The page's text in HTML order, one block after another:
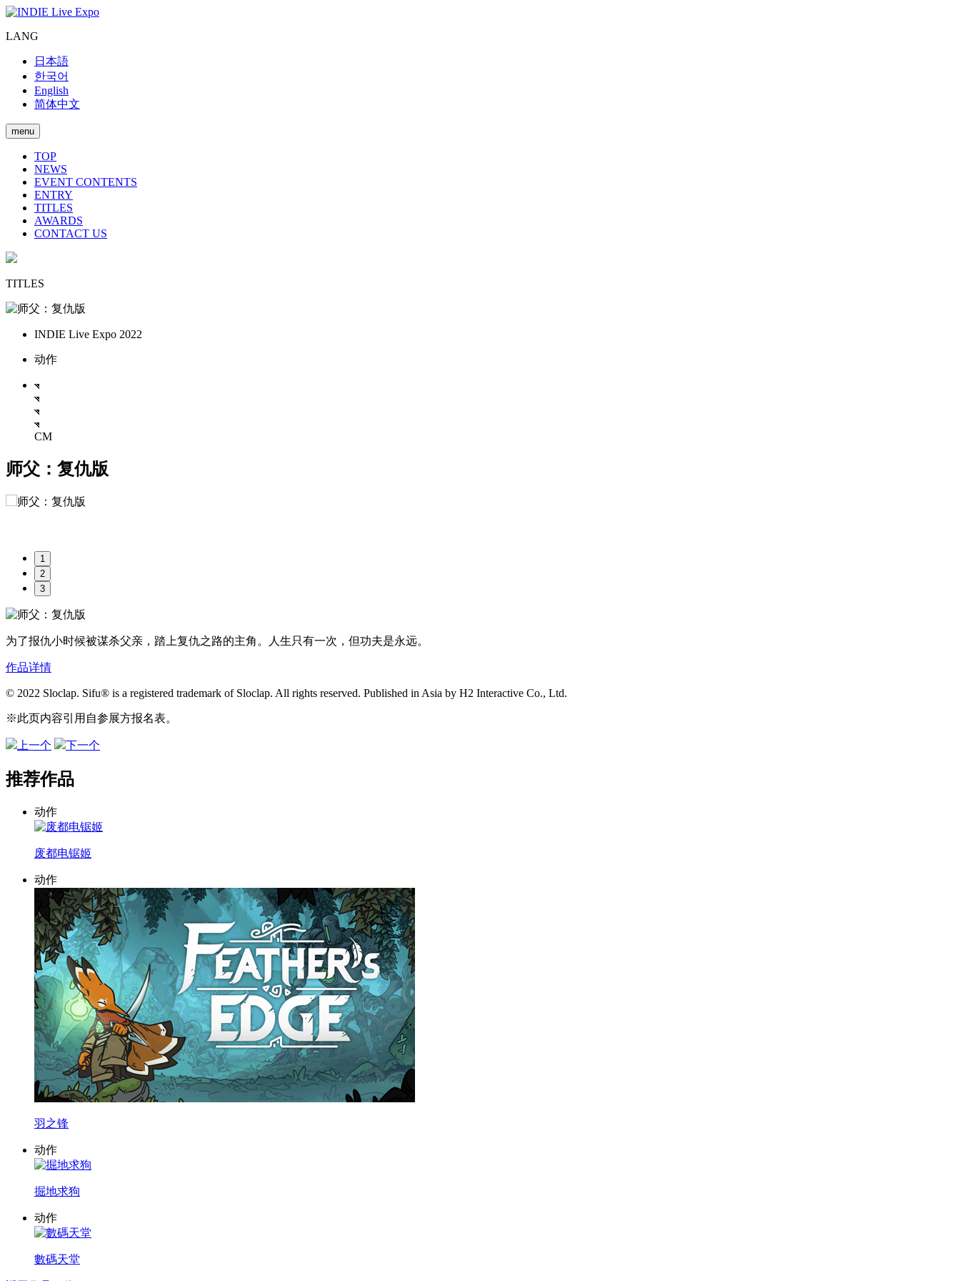
LANG
日本語
한국어
English
简体中文
menu
TOP
NEWS
EVENT CONTENTS
ENTRY
TITLES
AWARDS
CONTACT US
TITLES
INDIE Live Expo 2022
动作
CM
师父：复仇版
1
2
3
为了报仇小时候被谋杀父亲，踏上复仇之路的主角。人生只有一次，但功夫是永远。
作品详情
© 2022 Sloclap. Sifu® is a registered trademark of Sloclap. All rights reserved. Published in Asia by H2 Interactive Co., Ltd.
※此页内容引用自参展方报名表。
上一个 下一个
推荐作品
动作
废都电锯姬
动作
羽之锋
动作
掘地求狗
动作
數碼天堂